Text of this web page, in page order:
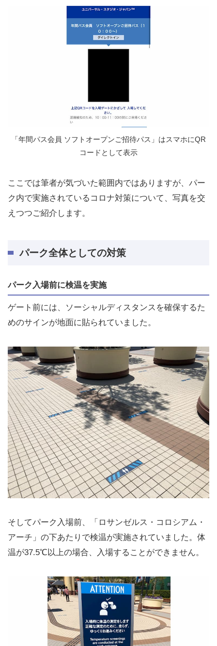
「年間パス会員 ソフトオープンご招待パス」はスマホにQR
コードとして表示
ここでは筆者が気づいた範囲内ではありますが、パー
ク内で実施されているコロナ対策について、写真を交
えつつご紹介します。
パーク全体としての対策
パーク入場前に検温を実施
ゲート前には、ソーシャルディスタンスを確保するた
めのサインが地面に貼られていました。
そしてパーク入場前、「ロサンゼルス・コロシアム・
アーチ」の下あたりで検温が実施されていました。体
温が37.5℃以上の場合、入場することができません。